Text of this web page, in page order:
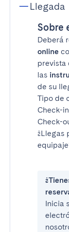
Llegada
Sobre
Deberá
online
prevista
las
de su
Tipo de
Check-
Check-
¿Llegas
Inicia